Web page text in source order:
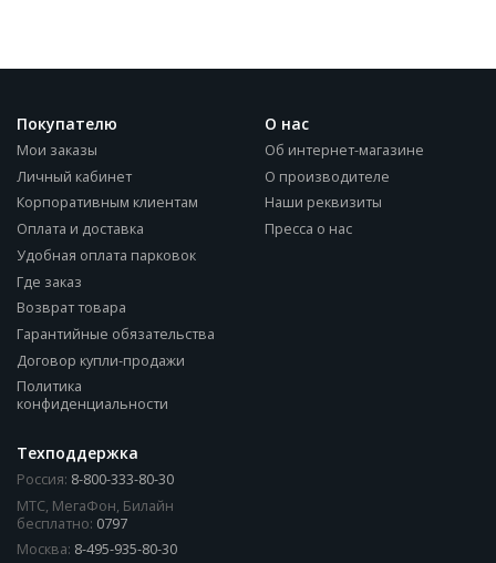
Покупателю
Мои заказы
Личный кабинет
Корпоративным клиентам
Оплата и доставка
Удобная оплата парковок
Где заказ
Возврат товара
Гарантийные обязательства
Договор купли-продажи
Политика
конфиденциальности
О нас
Об интернет-магазине
О производителе
Наши реквизиты
Пресса о нас
Техподдержка
Россия: 8-800-333-80-30
МТС, МегаФон, Билайн
бесплатно: 0797
Москва: 8-495-935-80-30